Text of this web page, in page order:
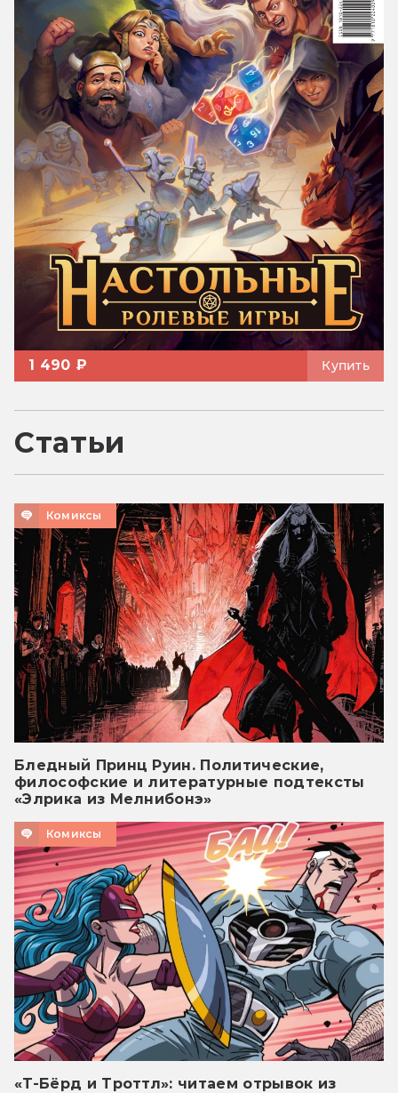
1 490 ₽ Купить
Статьи
Комиксы
Бледный Принц Руин. Политические,
философские и литературные подтексты
«Элрика из Мелнибонэ»
Комиксы
«Т-Бёрд и Троттл»: читаем отрывок из